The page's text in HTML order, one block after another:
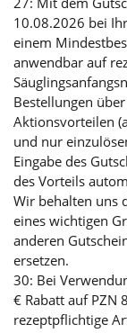
10.08.2026 bei
einem
anwendbar auf
Bestellungen
Aktionsvorteilen
und nur
Eingabe des
des Vorteils
Wir behalten uns
eines wichtigen
anderen
ersetzen.
30: Bei
€ Rabatt auf PZN
rezeptpflichtige